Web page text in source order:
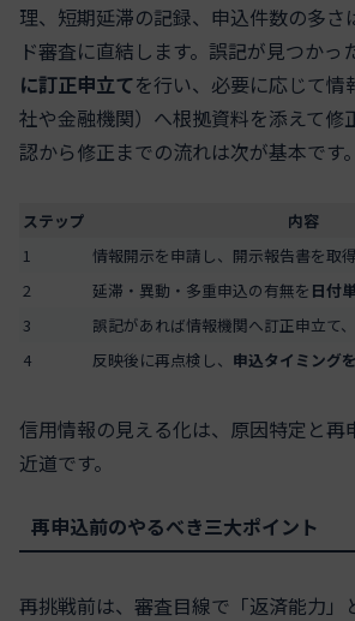
理、短期延滞の記録、申込件数の多さ
ド審査に直結します。誤記が見つかっ
に訂正申立てを行い、必要に応じて
社や金融機関）へ根拠資料を添えて修
認から修正までの流れは次が基本です。
ステップ
内容
1
情報開示を申請し、開示報告書を取
2
延滞・異動・多重申込の有無を 日付
3
誤記があれば情報機関へ訂正申立て
4
反映後に再点検し、 申込タイミング
信用情報の見える化は、原因特定と再
近道です。
再申込前のやるべき三大ポイント
再挑戦前は、審査目線で「返済能力」